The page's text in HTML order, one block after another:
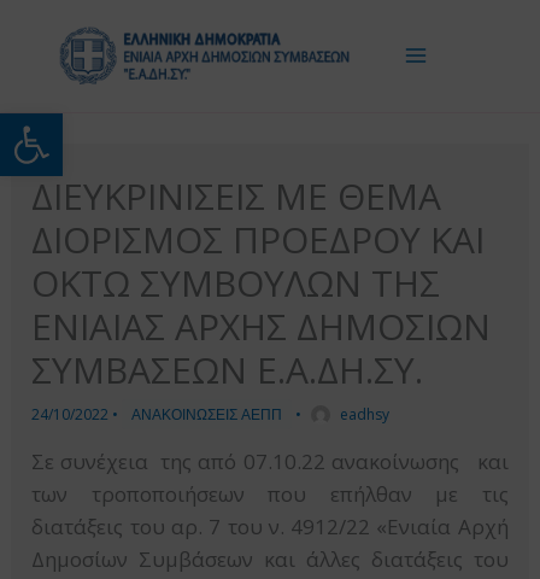
Ανοίξτε τη γραμμή
περιεχόμενο
ΔΙΕΥΚΡΙΝΙΣΕΙΣ ΜΕ ΘΕΜΑ
ΔΙΟΡΙΣΜΟΣ ΠΡΟΕΔΡΟΥ ΚΑΙ
ΟΚΤΩ ΣΥΜΒΟΥΛΩΝ ΤΗΣ
ΕΝΙΑΙΑΣ ΑΡΧΗΣ ΔΗΜΟΣΙΩΝ
ΣΥΜΒΑΣΕΩΝ Ε.Α.ΔΗ.ΣΥ.
24/10/2022 • ΑΝΑΚΟΙΝΩΣΕΙΣ ΑΕΠΠ • eadhsy
Σε συνέχεια της από 07.10.22 ανακοίνωσης και
των τροποποιήσεων που επήλθαν με τις
διατάξεις του αρ. 7 του ν. 4912/22 «Ενιαία Αρχή
Δημοσίων Συμβάσεων και άλλες διατάξεις του